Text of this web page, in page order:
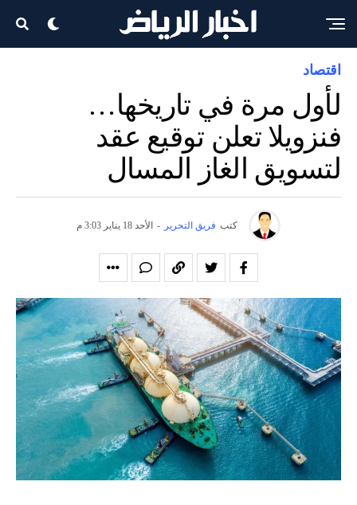
اقتصاد
لأول مرة في تاريخها…
فنزويلا تعلن توقيع عقد
لتسويق الغاز المسال
كتب فريق التحرير - الأحد 18 يناير 3:03 م